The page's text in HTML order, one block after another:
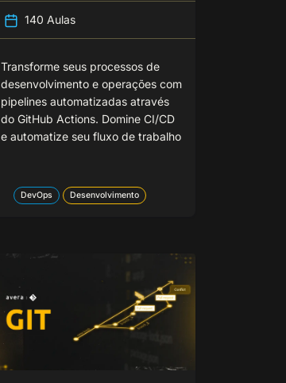
140 Aulas
Transforme seus processos de
desenvolvimento e operações com
pipelines automatizadas através
do GitHub Actions. Domine CI/CD
e automatize seu fluxo de trabalho
DevOps Desenvolvimento